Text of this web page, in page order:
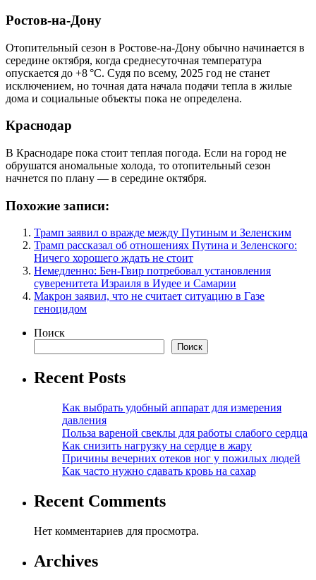
Ростов-на-Дону
Отопительный сезон в Ростове-на-Дону обычно начинается в
середине октября, когда среднесуточная температура
опускается до +8 °C. Судя по всему, 2025 год не станет
исключением, но точная дата начала подачи тепла в жилые
дома и социальные объекты пока не определена.
Краснодар
В Краснодаре пока стоит теплая погода. Если на город не
обрушатся аномальные холода, то отопительный сезон
начнется по плану — в середине октября.
Похожие записи:
Трамп заявил о вражде между Путиным и Зеленским
Трамп рассказал об отношениях Путина и Зеленского:
Ничего хорошего ждать не стоит
Немедленно: Бен-Гвир потребовал установления
суверенитета Израиля в Иудее и Самарии
Макрон заявил, что не считает ситуацию в Газе
геноцидом
Поиск
Поиск
Recent Posts
Как выбрать удобный аппарат для измерения
давления
Польза вареной свеклы для работы слабого сердца
Как снизить нагрузку на сердце в жару
Причины вечерних отеков ног у пожилых людей
Как часто нужно сдавать кровь на сахар
Recent Comments
Нет комментариев для просмотра.
Archives